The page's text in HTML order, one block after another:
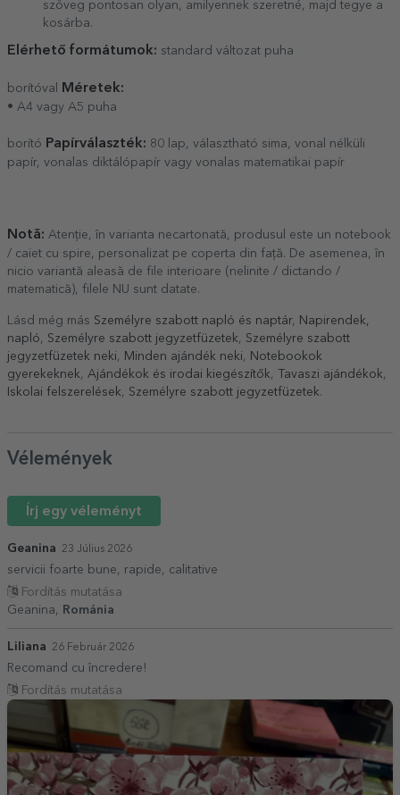
szöveg pontosan olyan, amilyennek szeretné, majd tegye a
kosárba.
Elérhető formátumok: standard változat puha
borítóval Méretek:
• A4 vagy A5 puha
borító Papírválaszték: 80 lap, választható sima, vonal nélküli
papír, vonalas diktálópapír vagy vonalas matematikai papír
Notă: Atenție, în varianta necartonată, produsul este un notebook
/ caiet cu spire, personalizat pe coperta din față. De asemenea, în
nicio variantă aleasă de file interioare (nelinite / dictando /
matematică), filele NU sunt datate.
Lásd még más Személyre szabott napló és naptár,
Napirendek,
napló
Személyre szabott jegyzetfüzetek
Személyre szabott
jegyzetfüzetek neki
Minden ajándék neki
Notebookok
gyerekeknek
Ajándékok és irodai kiegészítők Tavaszi ajándékok
Iskolai felszerelések
Személyre szabott jegyzetfüzetek.
Vélemények
Írj egy véleményt
Geanina 23 Július 2026
servicii foarte bune, rapide, calitative
Fordítás mutatása
Geanina,
Románia
Liliana 26 Február 2026
Recomand cu încredere!
Fordítás mutatása